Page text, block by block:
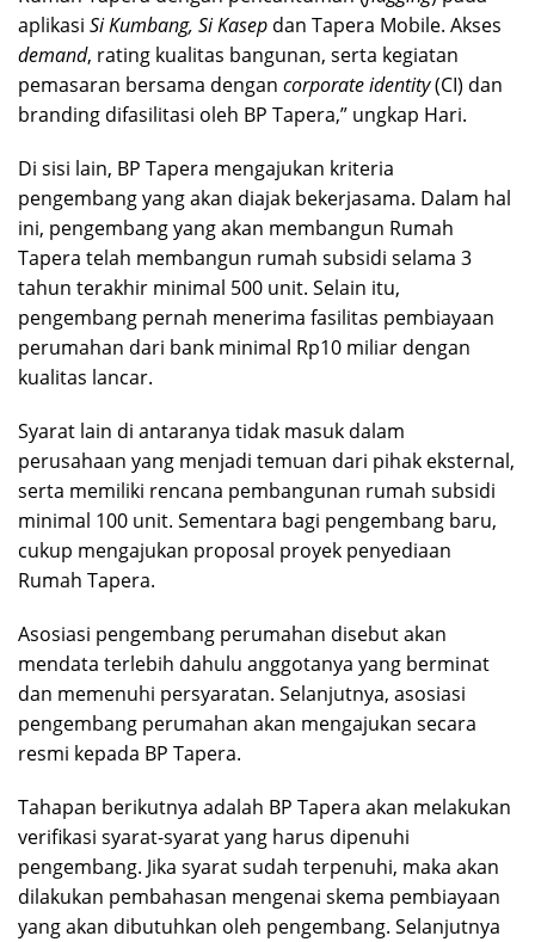
aplikasi Si Kumbang, Si Kasep dan Tapera Mobile. Akses
demand, rating kualitas bangunan, serta kegiatan
pemasaran bersama dengan corporate identity(CI) dan
branding difasilitasi oleh BP Tapera,” ungkap Hari.
Di sisi lain, BP Tapera mengajukan kriteria
pengembang yang akan diajak bekerjasama. Dalam hal
ini, pengembang yang akan membangun Rumah
Tapera telah membangun rumah subsidi selama 3
tahun terakhir minimal 500 unit. Selain itu,
pengembang pernah menerima fasilitas pembiayaan
perumahan dari bank minimal Rp10 miliar dengan
kualitas lancar.
Syarat lain di antaranya tidak masuk dalam
perusahaan yang menjadi temuan dari pihak eksternal,
serta memiliki rencana pembangunan rumah subsidi
minimal 100 unit. Sementara bagi pengembang baru,
cukup mengajukan proposal proyek penyediaan
Rumah Tapera.
Asosiasi pengembang perumahan disebut akan
mendata terlebih dahulu anggotanya yang berminat
dan memenuhi persyaratan. Selanjutnya, asosiasi
pengembang perumahan akan mengajukan secara
resmi kepada BP Tapera.
Tahapan berikutnya adalah BP Tapera akan melakukan
verifikasi syarat-syarat yang harus dipenuhi
pengembang. Jika syarat sudah terpenuhi, maka akan
dilakukan pembahasan mengenai skema pembiayaan
yang akan dibutuhkan oleh pengembang. Selanjutnya